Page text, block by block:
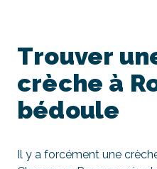
Trouver
crèche à
bédoule
Il y a forcément une